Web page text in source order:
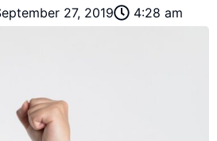
27, 2019 4:28 am